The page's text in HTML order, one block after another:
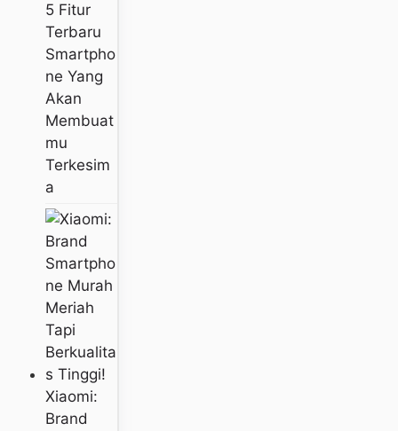
5 Fitur
Terbaru
Smartpho
Ne Yang
Akan
Membuat
Mu
Terkesim
A
Xiaomi:
Brand